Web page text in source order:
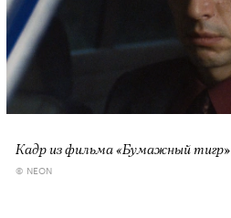
Кадр из фильма «Бумажный тигр»
© NEON